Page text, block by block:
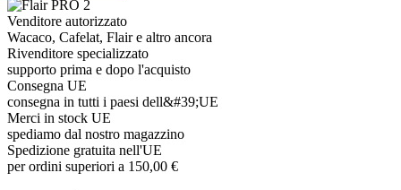
Venditore autorizzato
Wacaco, Cafelat, Flair e altro ancora
Rivenditore specializzato
supporto prima e dopo l'acquisto
Consegna UE
consegna in tutti i paesi dell&#39;UE
Merci in stock UE
spediamo dal nostro magazzino
Spedizione gratuita nell'UE
per ordini superiori a 150,00 €